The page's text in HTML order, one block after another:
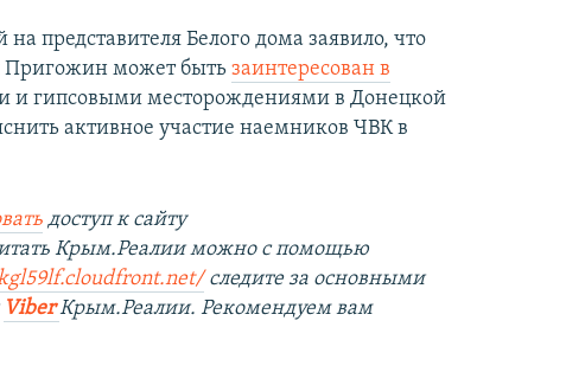
на представителя Белого дома заявило, что
Пригожин может бытьзаинтересован в
и гипсовыми месторождениями в Донецкой
активное участие наемников ЧВК в
доступ к сайту
Крым.Реалии можно с помощью
следите за основными
ViberКрым.Реалии. Рекомендуем вам